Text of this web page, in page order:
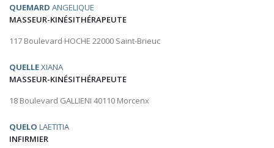
QUEMARD ANGELIQUE
MASSEUR-KINÉSITHÉRAPEUTE
117 Boulevard HOCHE 22000 Saint-Brieuc
QUELLEXIANA
MASSEUR-KINÉSITHÉRAPEUTE
18 Boulevard GALLIENI 40110 Morcenx
QUELO LAETITIA
INFIRMIER